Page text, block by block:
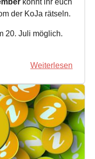
könnt ihr euch
der KoJa rätseln.
20. Juli möglich.
Weiterlesen